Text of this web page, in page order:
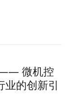
—— 微机控
业的创新引